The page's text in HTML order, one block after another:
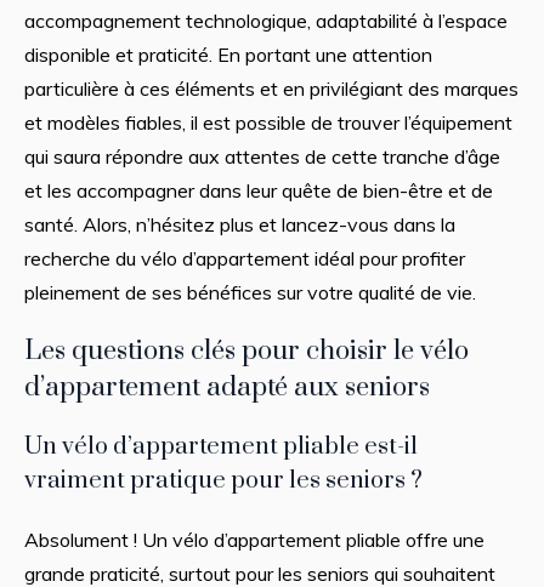
accompagnement technologique, adaptabilité à l’espace
disponible et praticité. En portant une attention
particulière à ces éléments et en privilégiant des marques
et modèles fiables, il est possible de trouver l’équipement
qui saura répondre aux attentes de cette tranche d’âge
et les accompagner dans leur quête de bien-être et de
santé. Alors, n’hésitez plus et lancez-vous dans la
recherche du vélo d’appartement idéal pour profiter
pleinement de ses bénéfices sur votre qualité de vie.
Les questions clés pour choisir le vélo
d’appartement adapté aux seniors
Un vélo d’appartement pliable est-il
vraiment pratique pour les seniors ?
Absolument ! Un vélo d’appartement pliable offre une
grande praticité, surtout pour les seniors qui souhaitent